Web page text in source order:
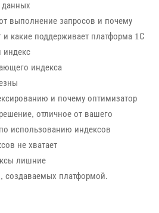
выполнение запросов и почему
какие поддерживает платформа 1С
индекса
и почему оптимизатор
отличное от вашего
использованию индексов
не хватает
лишние
создаваемых платформой.